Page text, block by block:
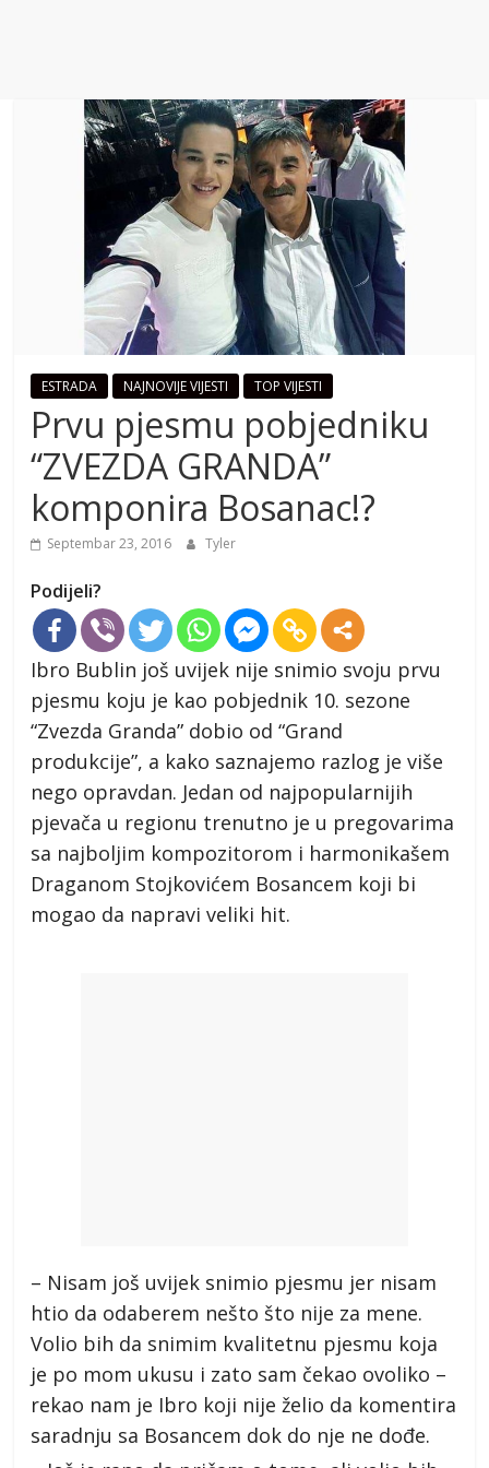
ESTRADA NAJNOVIJE VIJESTI TOP VIJESTI
Prvu pjesmu pobjedniku
“ZVEZDA GRANDA”
komponira Bosanac!?
Septembar 23, 2016 Tyler
Podijeli?
Ibro Bublin još uvijek nije snimio svoju prvu
pjesmu koju je kao pobjednik 10. sezone
“Zvezda Granda” dobio od “Grand
produkcije”, a kako saznajemo razlog je više
nego opravdan. Jedan od najpopularnijih
pjevača u regionu trenutno je u pregovarima
sa najboljim kompozitorom i harmonikašem
Draganom Stojkovićem Bosancem koji bi
mogao da napravi veliki hit.
– Nisam još uvijek snimio pjesmu jer nisam
htio da odaberem nešto što nije za mene.
Volio bih da snimim kvalitetnu pjesmu koja
je po mom ukusu i zato sam čekao ovoliko –
rekao nam je Ibro koji nije želio da komentira
saradnju sa Bosancem dok do nje ne dođe.